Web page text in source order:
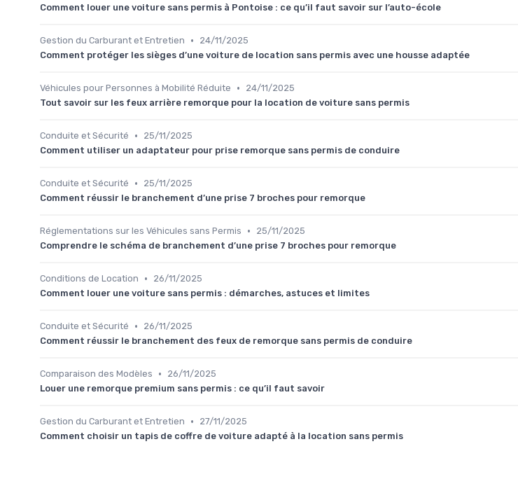
Comment louer une voiture sans permis à Pontoise : ce qu’il faut savoir sur l’auto-école
Gestion du Carburant et Entretien •
24/11/2025
Comment protéger les sièges d’une voiture de location sans permis avec une housse adaptée
Véhicules pour Personnes à Mobilité Réduite •
24/11/2025
Tout savoir sur les feux arrière remorque pour la location de voiture sans permis
Conduite et Sécurité •
25/11/2025
Comment utiliser un adaptateur pour prise remorque sans permis de conduire
Conduite et Sécurité •
25/11/2025
Comment réussir le branchement d’une prise 7 broches pour remorque
Réglementations sur les Véhicules sans Permis •
25/11/2025
Comprendre le schéma de branchement d’une prise 7 broches pour remorque
Conditions de Location •
26/11/2025
Comment louer une voiture sans permis : démarches, astuces et limites
Conduite et Sécurité •
26/11/2025
Comment réussir le branchement des feux de remorque sans permis de conduire
Comparaison des Modèles •
26/11/2025
Louer une remorque premium sans permis : ce qu’il faut savoir
Gestion du Carburant et Entretien •
27/11/2025
Comment choisir un tapis de coffre de voiture adapté à la location sans permis